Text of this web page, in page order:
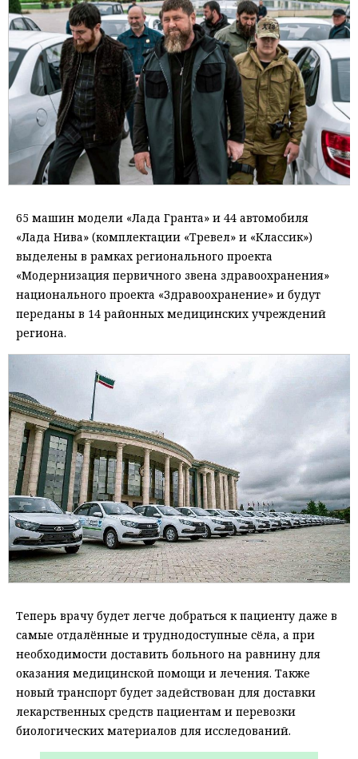
65 машин модели «Лада Гранта» и 44 автомобиля
«Лада Нива» (комплектации «Тревел» и «Классик»)
выделены в рамках регионального проекта
«Модернизация первичного звена здравоохранения»
национального проекта «Здравоохранение» и будут
переданы в 14 районных медицинских учреждений
региона.
Теперь врачу будет легче добраться к пациенту даже в
самые отдалённые и труднодоступные сёла, а при
необходимости доставить больного на равнину для
оказания медицинской помощи и лечения. Также
новый транспорт будет задействован для доставки
лекарственных средств пациентам и перевозки
биологических материалов для исследований.